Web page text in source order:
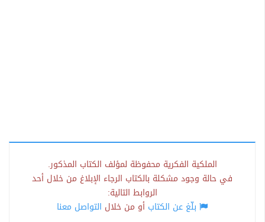
الملكية الفكرية محفوظة لمؤلف الكتاب المذكور.
في حالة وجود مشكلة بالكتاب الرجاء الإبلاغ من خلال أحد
الروابط التالية:
بلّغ عن الكتاب أو من خلال التواصل معنا